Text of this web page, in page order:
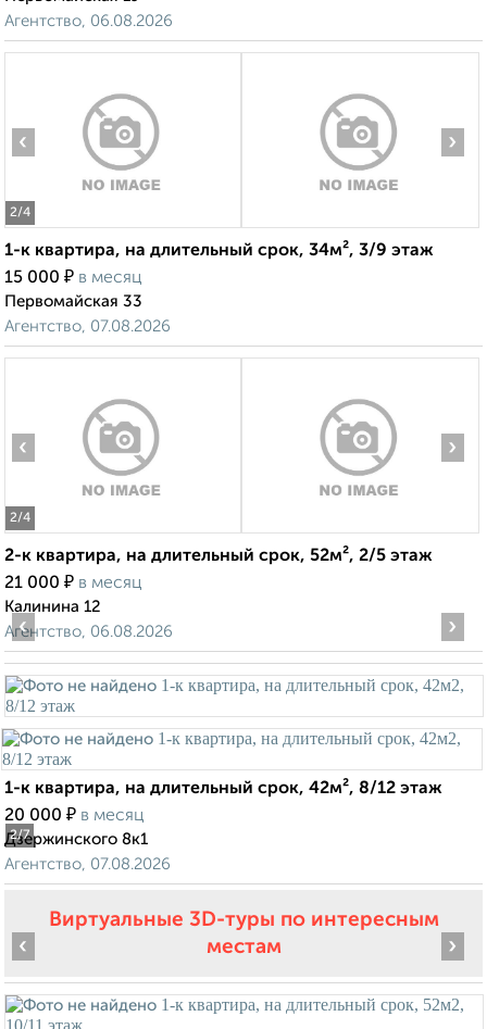
Агентство, 06.08.2026
2/4
‹ ›
1-к квартира, на длительный срок, 34м², 3/9 этаж
15 000 ₽ в месяц
Первомайская 33
Агентство, 07.08.2026
2/4
‹ ›
2-к квартира, на длительный срок, 52м², 2/5 этаж
21 000 ₽ в месяц
Калинина 12
Агентство, 06.08.2026
2/7
‹ ›
1-к квартира, на длительный срок, 42м², 8/12 этаж
20 000 ₽ в месяц
Дзержинского 8к1
Агентство, 07.08.2026
Виртуальные 3D-туры по интересным
местам
‹ ›